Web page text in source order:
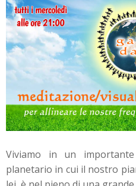
Viviamo in un
planetario in cui il nostro